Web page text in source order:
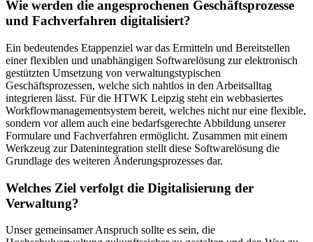
Wie werden die angesprochenen Geschäftsprozesse
und Fachverfahren digitalisiert?
Ein bedeutendes Etappenziel war das Ermitteln und Bereitstellen
einer flexiblen und unabhängigen Softwarelösung zur elektronisch
gestützten Umsetzung von verwaltungstypischen
Geschäftsprozessen, welche sich nahtlos in den Arbeitsalltag
integrieren lässt. Für die HTWK Leipzig steht ein webbasiertes
Workflowmanagementsystem bereit, welches nicht nur eine flexible,
sondern vor allem auch eine bedarfsgerechte Abbildung unserer
Formulare und Fachverfahren ermöglicht. Zusammen mit einem
Werkzeug zur Datenintegration stellt diese Softwarelösung die
Grundlage des weiteren Änderungsprozesses dar.
Welches Ziel verfolgt die Digitalisierung der
Verwaltung?
Unser gemeinsamer Anspruch sollte es sein, die